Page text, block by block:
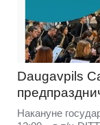
Daugavpils
Накануне